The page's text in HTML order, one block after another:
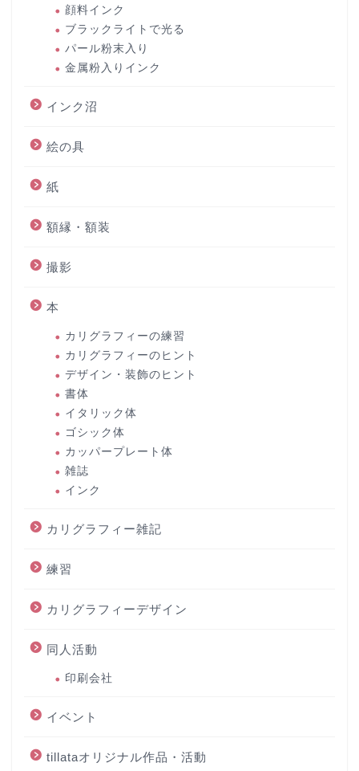
顔料インク
ブラックライトで光る
パール粉末入り
金属粉入りインク
インク沼
絵の具
紙
額縁・額装
撮影
本
カリグラフィーの練習
カリグラフィーのヒント
デザイン・装飾のヒント
書体
イタリック体
ゴシック体
カッパープレート体
雑誌
インク
カリグラフィー雑記
練習
カリグラフィーデザイン
同人活動
印刷会社
イベント
tillataオリジナル作品・活動